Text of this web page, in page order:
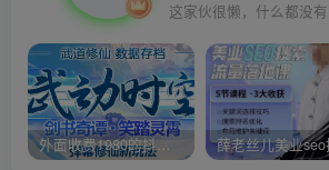
这家伙很懒，什么都没
外面收费1980的抖音武动时空直播项目，无需真人出镜，实时互动直播【软件+详细教程】